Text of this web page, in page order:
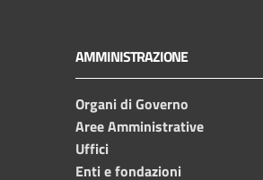
AMMINISTRAZIONE
Organi di Governo
Aree Amministrative
Uffici
Enti e fondazioni